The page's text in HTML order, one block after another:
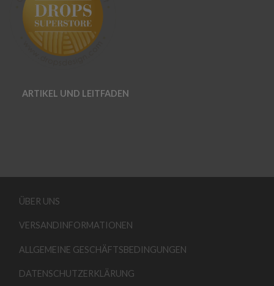
ARTIKEL UND LEITFADEN
ÜBER UNS
VERSANDINFORMATIONEN
ALLGEMEINE GESCHÄFTSBEDINGUNGEN
DATENSCHUTZERKLÄRUNG